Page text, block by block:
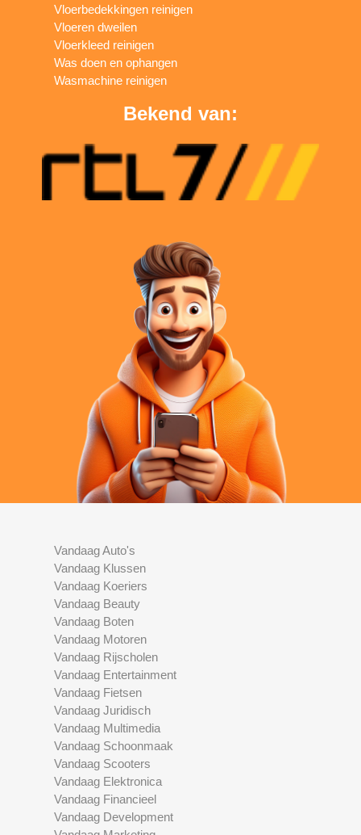
Vloerbedekkingen reinigen
Vloeren dweilen
Vloerkleed reinigen
Was doen en ophangen
Wasmachine reinigen
Bekend van:
Vandaag Auto's
Vandaag Klussen
Vandaag Koeriers
Vandaag Beauty
Vandaag Boten
Vandaag Motoren
Vandaag Rijscholen
Vandaag Entertainment
Vandaag Fietsen
Vandaag Juridisch
Vandaag Multimedia
Vandaag Schoonmaak
Vandaag Scooters
Vandaag Elektronica
Vandaag Financieel
Vandaag Development